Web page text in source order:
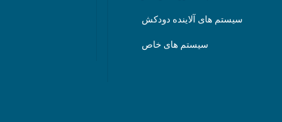
سیستم های آلاینده دودکش
سیستم های خاص